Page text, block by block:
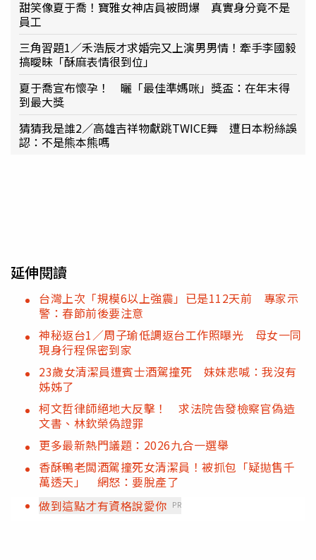
甜笑像夏于喬！寶雅女神店員被問爆 真實身分竟不是
員工
三角習題1／禾浩辰才求婚完又上演男男情！牽手李國毅
搞曖昧「酥麻表情很到位」
夏于喬宣布懷孕！ 曬「最佳準媽咪」獎盃：在年末得
到最大獎
猜猜我是誰2／高雄吉祥物獻跳TWICE舞 遭日本粉絲誤
認：不是熊本熊嗎
延伸閱讀
台灣上次「規模6以上強震」已是112天前 專家示
警：春節前後要注意
神秘返台1／周子瑜低調返台工作照曝光 母女一同
現身行程保密到家
23歲女清潔員遭賓士酒駕撞死 妹妹悲喊：我沒有
姊姊了
柯文哲律師絕地大反擊！ 求法院告發檢察官偽造
文書、林欽榮偽證罪
更多最新熱門議題：2026九合一選舉
香酥鴨老闆酒駕撞死女清潔員！被抓包「疑拋售千
萬透天」 網怒：要脫產了
做到這點才有資格說愛你 PR